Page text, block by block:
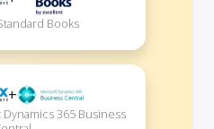
Books
+
365 Business